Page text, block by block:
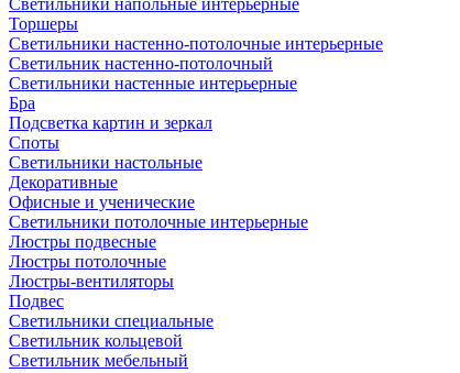
Светильники напольные интерьерные
Торшеры
Светильники настенно-потолочные интерьерные
Светильник настенно-потолочный
Светильники настенные интерьерные
Бра
Подсветка картин и зеркал
Споты
Светильники настольные
Декоративные
Офисные и ученические
Светильники потолочные интерьерные
Люстры подвесные
Люстры потолочные
Люстры-вентиляторы
Подвес
Светильники специальные
Светильник кольцевой
Светильник мебельный